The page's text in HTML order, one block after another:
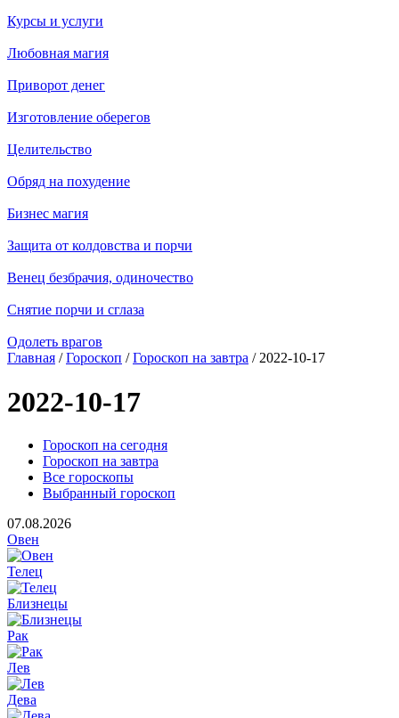
Курсы и услуги
Любовная магия
Приворот денег
Изготовление оберегов
Целительство
Обряд на похудение
Бизнес магия
Защита от колдовства и порчи
Венец безбрачия, одиночество
Снятие порчи и сглаза
Одолеть врагов
Главная /Гороскоп /Гороскоп на завтра / 2022-10-17
2022-10-17
Гороскоп на сегодня
Гороскоп на завтра
Все гороскопы
Выбранный гороскоп
07.08.2026
Овен
Телец
Близнецы
Рак
Лев
Дева